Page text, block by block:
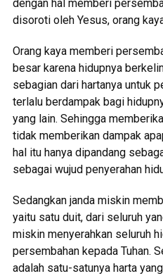
dengan hal memberi
disoroti oleh Yesus, orang
Orang kaya memberi
besar karena hidupnya
sebagian dari hartanya untuk
terlalu berdampak bagi
yang lain. Sehingga
tidak memberikan dampak
hal itu hanya dipandang
sebagai wujud penyerahan
Sedangkan janda miskin
yaitu satu duit, dari seluruh
miskin menyerahkan seluruh
persembahan kepada Tuhan.
adalah satu-satunya harta